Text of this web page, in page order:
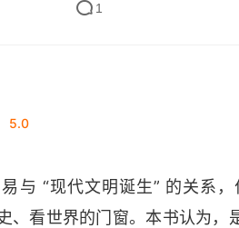
1
5.0
与 “现代文明诞生” 的关系
、看世界的门窗。本书认为，